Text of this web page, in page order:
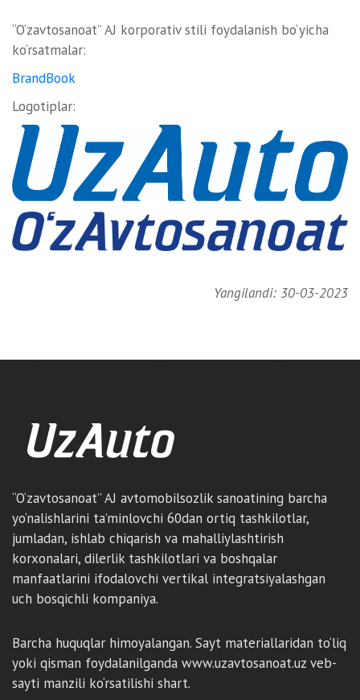
“O‘zavtosanoat” AJ korporativ stili foydalanish bo‘yicha
ko‘rsatmalar:
BrandBook
Logotiplar:
Yangilandi: 30-03-2023
“O‘zavtosanoat” AJ avtomobilsozlik sanoatining barcha
yo‘nalishlarini ta’minlovchi 60dan ortiq tashkilotlar,
jumladan, ishlab chiqarish va mahalliylashtirish
korxonalari, dilerlik tashkilotlari va boshqalar
manfaatlarini ifodalovchi vertikal integratsiyalashgan
uch bosqichli kompaniya.
Barcha huquqlar himoyalangan. Sayt materiallaridan to‘liq
yoki qisman foydalanilganda www.uzavtosanoat.uz veb-
sayti manzili ko‘rsatilishi shart.